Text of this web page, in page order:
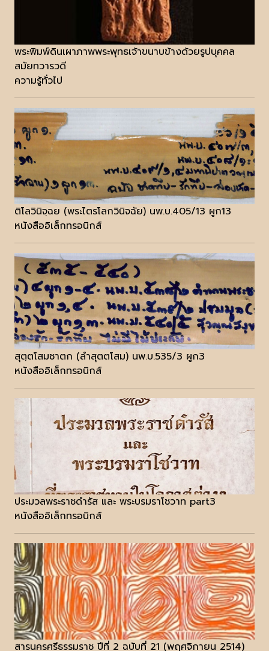
พระพิมพ์ดินเผาภาพพระพุทธเจ้าขนาบข้างด้วยรูปบุคคล
สมัยทวารวดี
ความรู้ทั่วไป
ติโลวินิจฺฉย (พระไตรโลกวินิจฉัย) นพ.บ.405/13 ผูก13
หนังสืออิเล็กทรอนิกส์
สุตฺตโสมชาตก (ลำสุตตโสม) นพ.บ.535/3 ผูก3
หนังสืออิเล็กทรอนิกส์
ประมวลพระราชดำรัส และ พระบรมราโชวาท part3
หนังสืออิเล็กทรอนิกส์
สารนครศรีธรรมราช ปีที่ 2 ฉบับที่ 21 (พฤศจิกายน 2514)